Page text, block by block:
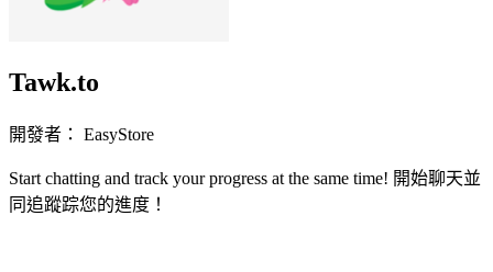
Tawk.to
開發者： EasyStore
Start chatting and track your progress at the same time! 開始聊天並
同追蹤踪您的進度！